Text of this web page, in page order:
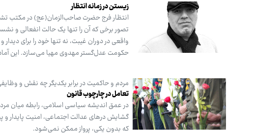
زیستن در زمانه انتظار
انتظار فرج حضرت صاحب‌الزمان(عج) در مکتب
تصور برخی که آن را تنها یک حالت انفعالی و
واقعی در دوران غیبت، نه تنها خود را برای
حکومت عدل‌گستر مهدوی مهیا می‌سازد. این
مردم و حاکمیت در برابر یکدیگر چه نقش و
تعامل در چارچوب قانون
در عمق اندیشه سیاسی اسلامی، رابطه میان
گشایش درهای عدالت اجتماعی، امنیت پایدار
که بدون یکی، پرواز ممکن نمی‌شود.